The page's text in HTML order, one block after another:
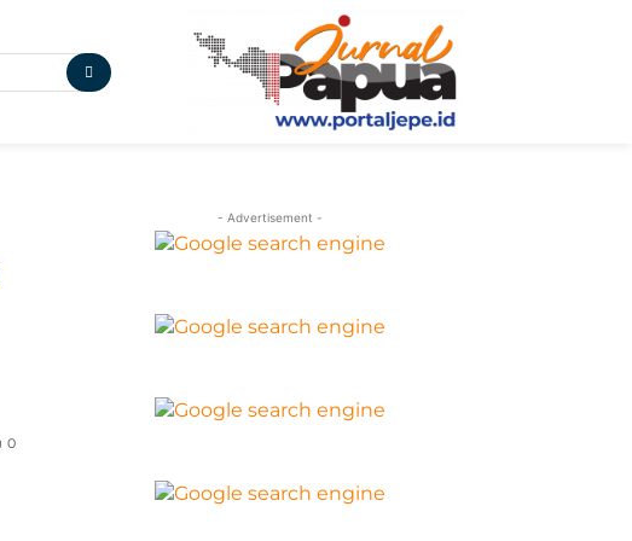
0
- Advertisement -